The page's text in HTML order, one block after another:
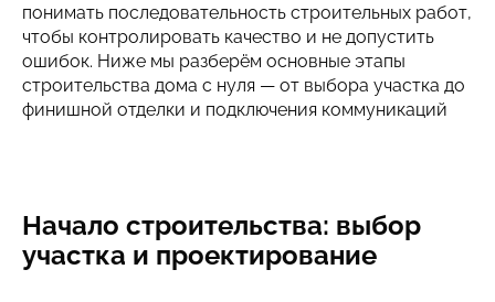
ИНФОРМАЦИЯ
КОНТАКТЫ
Заказать звонок
понимать последовательность строительных работ,
чтобы контролировать качество и не допустить
ошибок. Ниже мы разберём основные этапы
строительства дома с нуля — от выбора участка до
финишной отделки и подключения коммуникаций
Начало строительства: выбор
участка и проектирование